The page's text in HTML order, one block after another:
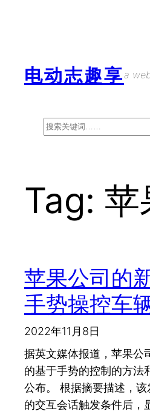
电动志趣享a
Search
Tag: 苹
苹果公司的
手势操控车
2022年11月8日
据英文媒体报道，苹果公
的基于手势的控制的方法
公布。 根据摘要描述，
的交互会话触发条件后，